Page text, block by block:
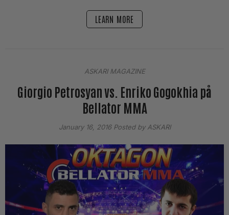
LEARN MORE
ASKARI MAGAZINE
Giorgio Petrosyan vs. Enriko Gogokhia på
Bellator MMA
January 16, 2016Posted by ASKARI